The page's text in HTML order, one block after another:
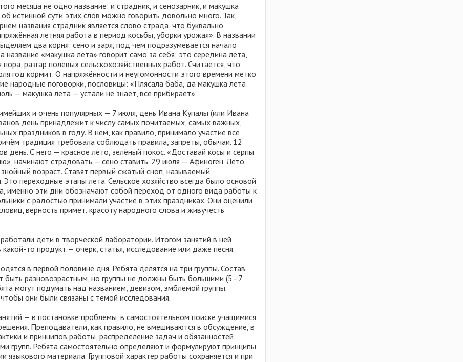
месяца не одно название: и страдник, и сенозарник, и макушка
истинной сути этих слов можно говорить довольно много. Так,
названия страдник является слово страда, что буквально
летняя работа в период косьбы, уборки урожая». В названии
два корня: сено и заря, под чем подразумевается начало
название «макушка лета» говорит само за себя: это середина лета,
разгар полевых сельскохозяйственных работ. Считается, что
год кормит. О напряжённости и неугомонности этого времени метко
народные поговорки, пословицы: «Плясала баба, да макушка лета
— макушка лета — устали не знает, всё прибирает».
и очень популярных — 7 июля, день Ивана Купалы (или Ивана
день принадлежит к числу самых почитаемых, самых важных,
праздников в году. В нём, как правило, принимало участие всё
традиция требовала соблюдать правила, запреты, обычаи. 12
день. С него — красное лето, зелёный покос. «Доставай косы и серпы
начинают страдовать — сено ставить. 29 июля — Афиноген. Лето
возраст. Ставят первый сжатый сноп, называемый
Это переходные этапы лета. Сельское хозяйство всегда было основой
именно эти дни обозначают собой переход от одного вида работы к
с радостью принимали участие в этих праздниках. Они оценили
верность примет, красоту народного слова и живучесть
дети в творческой лаборатории. Итогом занятий в ней
то продукт — очерк, статья, исследование или даже песня.
в первой половине дня. Ребята делятся на три группы. Состав
быть разновозрастным, но группы не должны быть большими (5–7
могут подумать над названием, девизом, эмблемой группы.
они были связаны с темой исследования.
— в постановке проблемы, в самостоятельном поиске учащимися
Преподаватели, как правило, не вмешиваются в обсуждение, в
и принципов работы, распределение задач и обязанностей
групп. Ребята самостоятельно определяют и формулируют принципы
языкового материала. Групповой характер работы сохраняется и при